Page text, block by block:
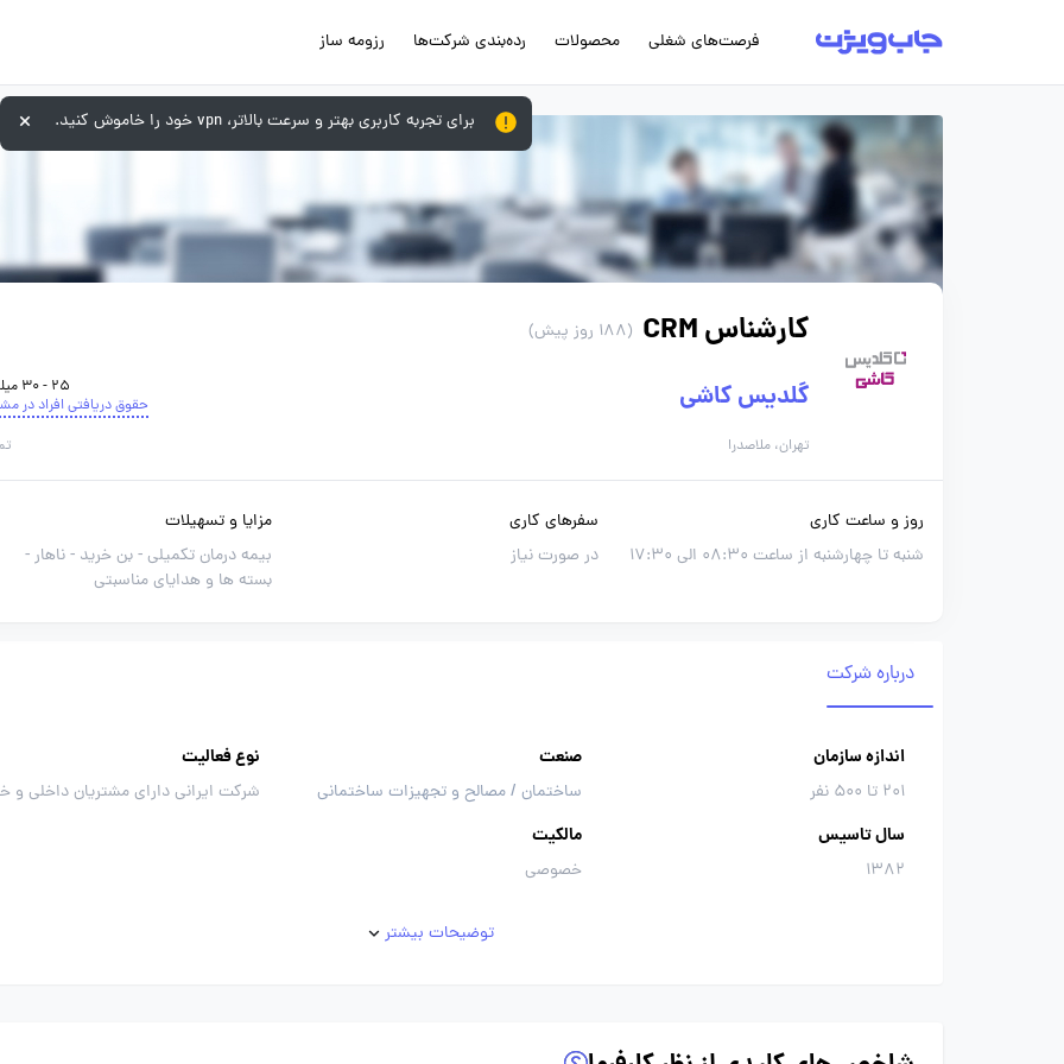
فرصت‌های شغلی محصولات رده‌بندی شرکت‌ها رزومه ساز
کارشناس CRM (188 روز پیش)
گلدیس کاشی
25 - 30 میلیون تومان
حقوق دریافتی افراد در
تهران، ملاصدرا
روز و ساعت کاری
شنبه تا چهارشنبه از ساعت 08:30 الی 17:30
سفرهای کاری
در صورت نیاز
مزایا و تسهیلات
بیمه درمان تکمیلی - بن خرید - ناهار -
بسته ها و هدایای مناسبتی
درباره شرکت
اندازه سازمان
201 تا 500 نفر
صنعت
ساختمان / مصالح و تجهیزات ساختمانی
نوع فعالیت
شرکت ایرانی دارای مشتریان داخلی و
سال تاسیس
1382
مالکیت
خصوصی
توضیحات بیشتر
برای تجربه کاربری بهتر و سرعت بالاتر، vpn خود را خاموش کنید.